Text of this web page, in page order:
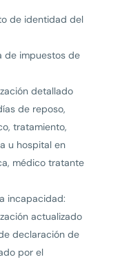
de identidad del
de impuestos de
detallado
de reposo,
tratamiento,
u hospital en
médico tratante
incapacidad:
actualizado
declaración de
por el